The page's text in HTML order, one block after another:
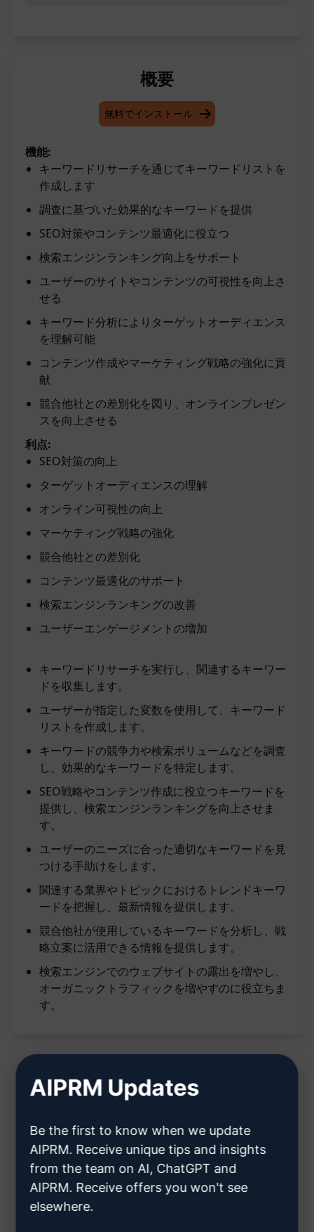
概要
無料でインストール
機能:
キーワードリサーチを通じてキーワードリストを
作成します
調査に基づいた効果的なキーワードを提供
SEO対策やコンテンツ最適化に役立つ
検索エンジンランキング向上をサポート
ユーザーのサイトやコンテンツの可視性を向上さ
せる
キーワード分析によりターゲットオーディエンス
を理解可能
コンテンツ作成やマーケティング戦略の強化に貢
献
競合他社との差別化を図り、オンラインプレゼン
スを向上させる
利点:
SEO対策の向上
ターゲットオーディエンスの理解
オンライン可視性の向上
マーケティング戦略の強化
競合他社との差別化
コンテンツ最適化のサポート
検索エンジンランキングの改善
ユーザーエンゲージメントの増加
キーワードリサーチを実行し、関連するキーワー
ドを収集します。
ユーザーが指定した変数を使用して、キーワード
リストを作成します。
キーワードの競争力や検索ボリュームなどを調査
し、効果的なキーワードを特定します。
SEO戦略やコンテンツ作成に役立つキーワードを
提供し、検索エンジンランキングを向上させま
す。
ユーザーのニーズに合った適切なキーワードを見
つける手助けをします。
関連する業界やトピックにおけるトレンドキーワ
ードを把握し、最新情報を提供します。
競合他社が使用しているキーワードを分析し、戦
略立案に活用できる情報を提供します。
検索エンジンでのウェブサイトの露出を増やし、
オーガニックトラフィックを増やすのに役立ちま
す。
説明:
機能:
ユーザーが入力したキーワードを調査し、関連す
るキーワードリストを作成する
AIPRM Updates
Be the first to know when we update
AIPRM. Receive unique tips and insights
from the team on AI, ChatGPT and
AIPRM. Receive offers you won't see
elsewhere.